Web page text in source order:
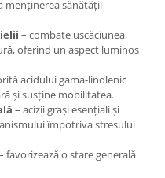
menținerea sănătății
– combate uscăciunea,
oferind un aspect luminos
acidului gama-linolenic
și susține mobilitatea.
– acizii grași esențiali și
împotriva stresului
favorizează o stare generală